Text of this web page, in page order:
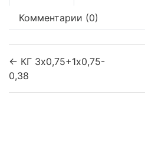
Комментарии (0)
← КГ 3х0,75+1х0,75-
0,38